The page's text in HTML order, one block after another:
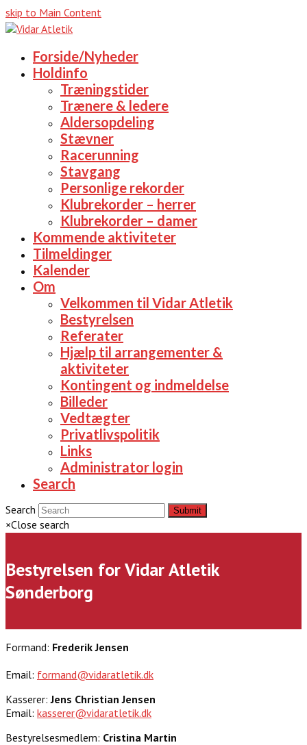
skip to Main Content
Forside/Nyheder
Holdinfo
Træningstider
Trænere & ledere
Aldersopdeling
Stævner
Racerunning
Stavgang
Personlige rekorder
Klubrekorder – herrer
Klubrekorder – damer
Kommende aktiviteter
Tilmeldinger
Kalender
Om
Velkommen til Vidar Atletik
Bestyrelsen
Referater
Hjælp til arrangementer &
aktiviteter
Kontingent og indmeldelse
Billeder
Vedtægter
Privatlivspolitik
Links
Administrator login
Search
Search Submit
×Close search
Bestyrelsen for Vidar Atletik
Sønderborg
Formand: Frederik Jensen
Email: formand@vidaratletik.dk
Kasserer:Jens Christian Jensen
Email: kasserer@vidaratletik.dk
Bestyrelsesmedlem: Cristina Martin